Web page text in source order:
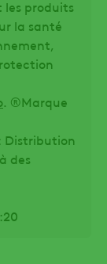
les produits
la santé
. ®Marque
Distribution
des